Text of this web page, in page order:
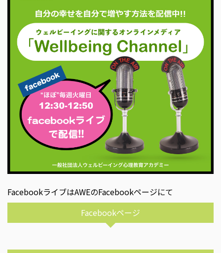
FacebookライブはAWEのFacebookページにて
Facebookページ